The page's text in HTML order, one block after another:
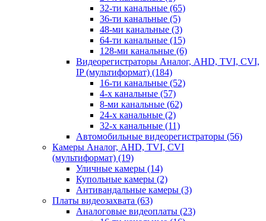
32-ти канальные (65)
36-ти канальные (5)
48-ми канальные (3)
64-ти канальные (15)
128-ми канальные (6)
Видеорегистраторы Аналог, AHD, TVI, CVI,
IP (мультиформат) (184)
16-ти канальные (52)
4-х канальные (57)
8-ми канальные (62)
24-х канальные (2)
32-х канальные (11)
Автомобильные видеорегистраторы (56)
Камеры Аналог, AHD, TVI, CVI
(мультиформат) (19)
Уличные камеры (14)
Купольные камеры (2)
Антивандальные камеры (3)
Платы видеозахвата (63)
Аналоговые видеоплаты (23)